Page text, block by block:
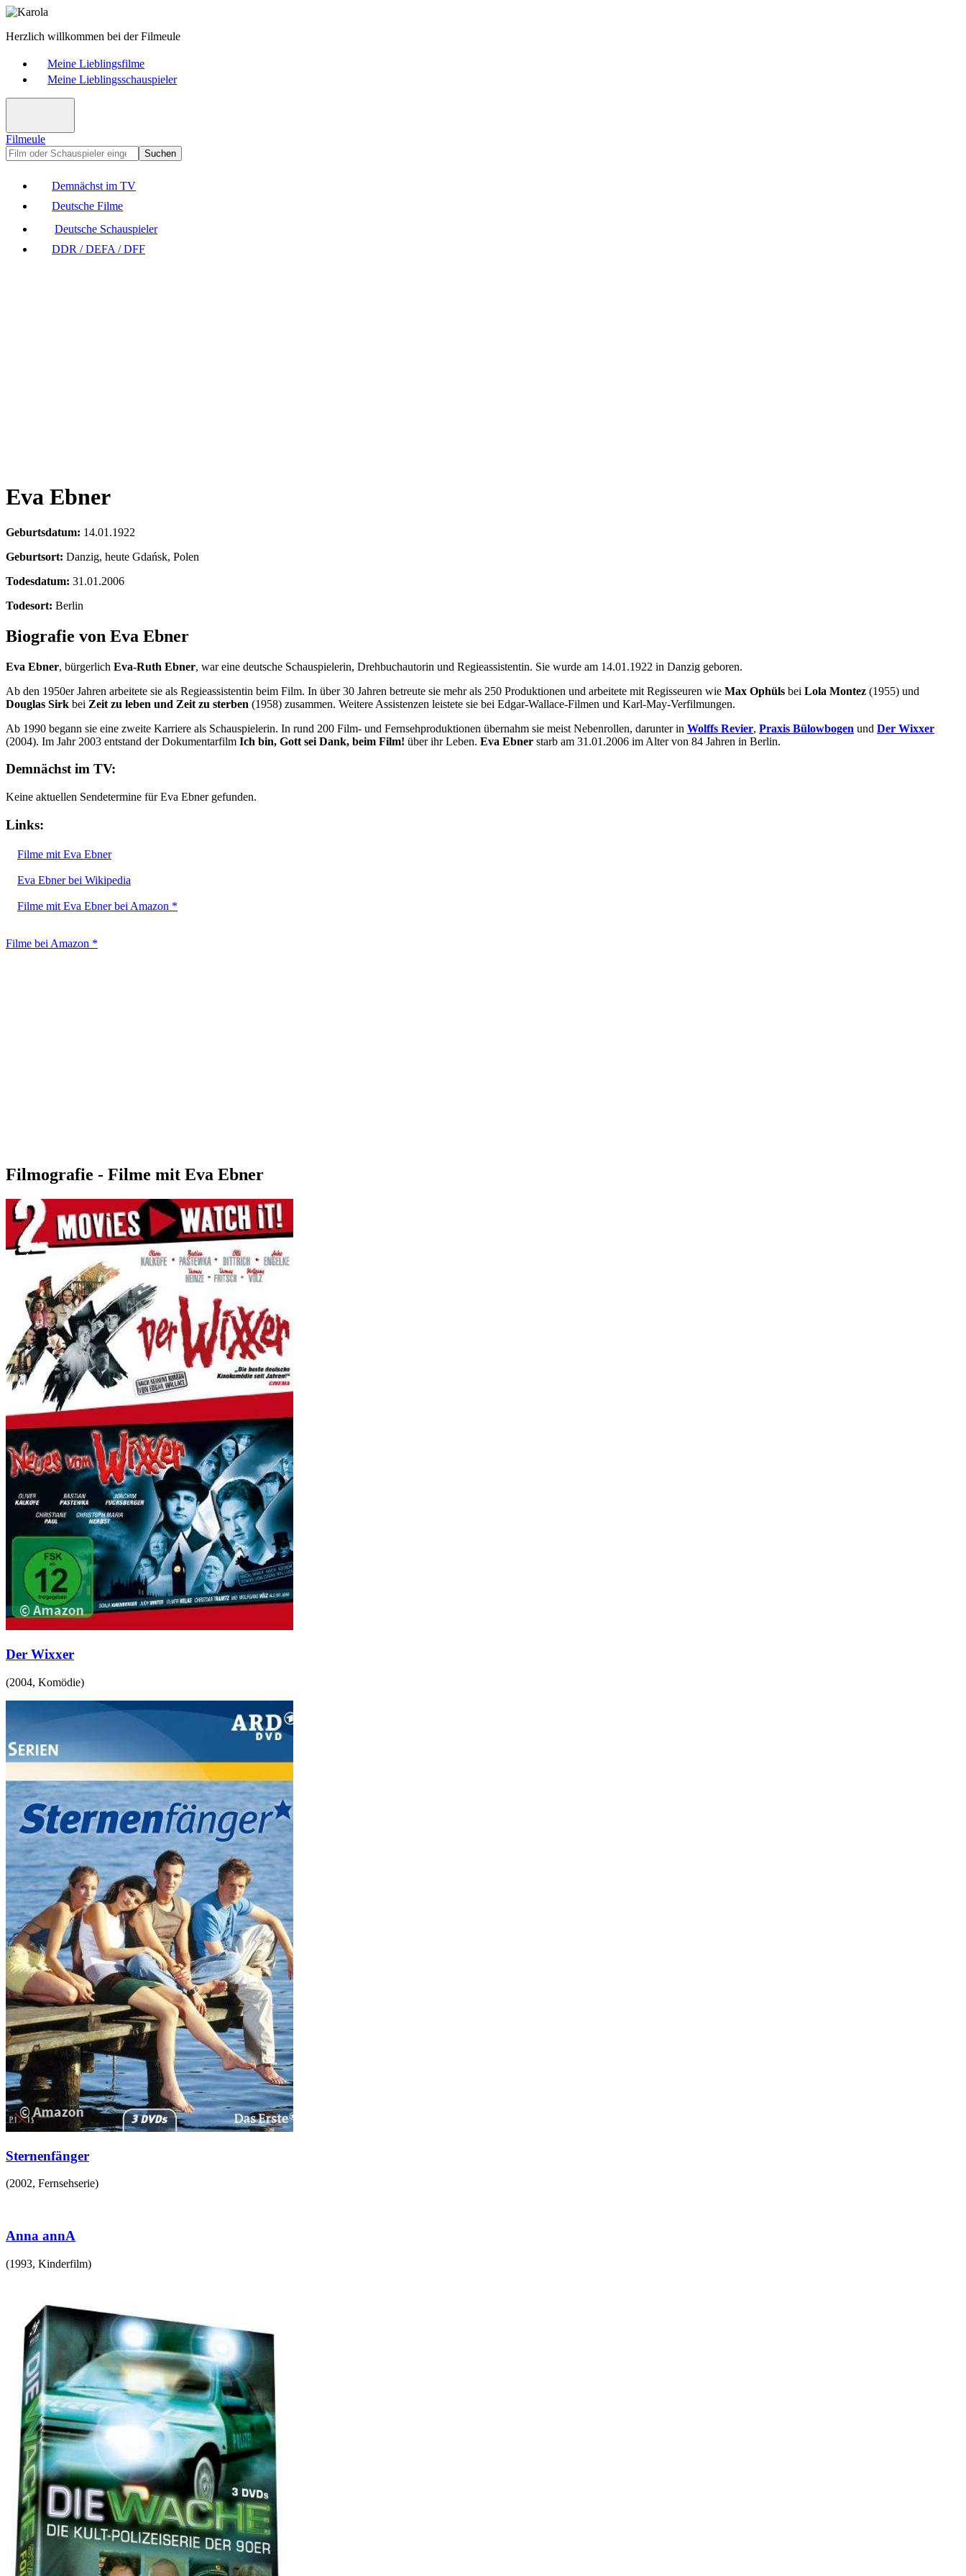
Herzlich willkommen bei der Filmeule
Meine Lieblingsfilme
Meine Lieblingsschauspieler
Filmeule
Suchen
Demnächst im TV
Deutsche Filme
Deutsche Schauspieler
DDR / DEFA / DFF
Eva Ebner
Geburtsdatum: 14.01.1922
Geburtsort: Danzig, heute Gdańsk, Polen
Todesdatum: 31.01.2006
Todesort: Berlin
Biografie von Eva Ebner
Eva Ebner, bürgerlich Eva-Ruth Ebner, war eine deutsche Schauspielerin, Drehbuchautorin und Regieassistentin. Sie wurde am 14.01.1922 in Danzig geboren.
Ab den 1950er Jahren arbeitete sie als Regieassistentin beim Film. In über 30 Jahren betreute sie mehr als 250 Produktionen und arbeitete mit Regisseuren wie Max Ophüls bei Lola Montez (1955) und
Douglas Sirk bei Zeit zu leben und Zeit zu sterben (1958) zusammen. Weitere Assistenzen leistete sie bei Edgar-Wallace-Filmen und Karl-May-Verfilmungen.
Ab 1990 begann sie eine zweite Karriere als Schauspielerin. In rund 200 Film- und Fernsehproduktionen übernahm sie meist Nebenrollen, darunter in Wolffs Revier, Praxis Bülowbogen und Der Wixxer
(2004). Im Jahr 2003 entstand der Dokumentarfilm Ich bin, Gott sei Dank, beim Film! über ihr Leben. Eva Ebner starb am 31.01.2006 im Alter von 84 Jahren in Berlin.
Demnächst im TV:
Keine aktuellen Sendetermine für Eva Ebner gefunden.
Links:
Filme mit Eva Ebner
Eva Ebner bei Wikipedia
Filme mit Eva Ebner bei Amazon *
Filme bei Amazon *
Filmografie - Filme mit Eva Ebner
Der Wixxer
(2004, Komödie)
Sternenfänger
(2002, Fernsehserie)
Anna annA
(1993, Kinderfilm)